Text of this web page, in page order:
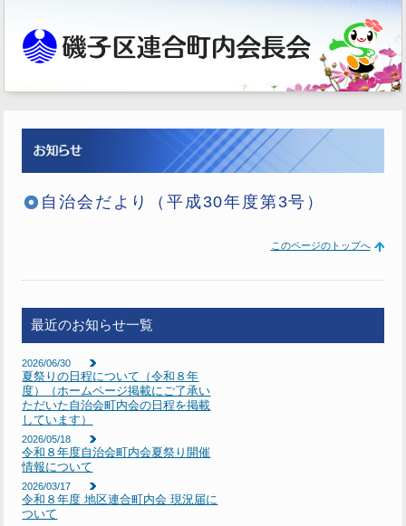
自治会だより（平成30年度第3号）
このページのトップへ
最近のお知らせ一覧
2026/06/30
夏祭りの日程について（令和８年
度）（ホームページ掲載にご了承い
ただいた自治会町内会の日程を掲載
しています）
2026/05/18
令和８年度自治会町内会夏祭り開催
情報について
2026/03/17
令和８年度 地区連合町内会 現況届に
ついて